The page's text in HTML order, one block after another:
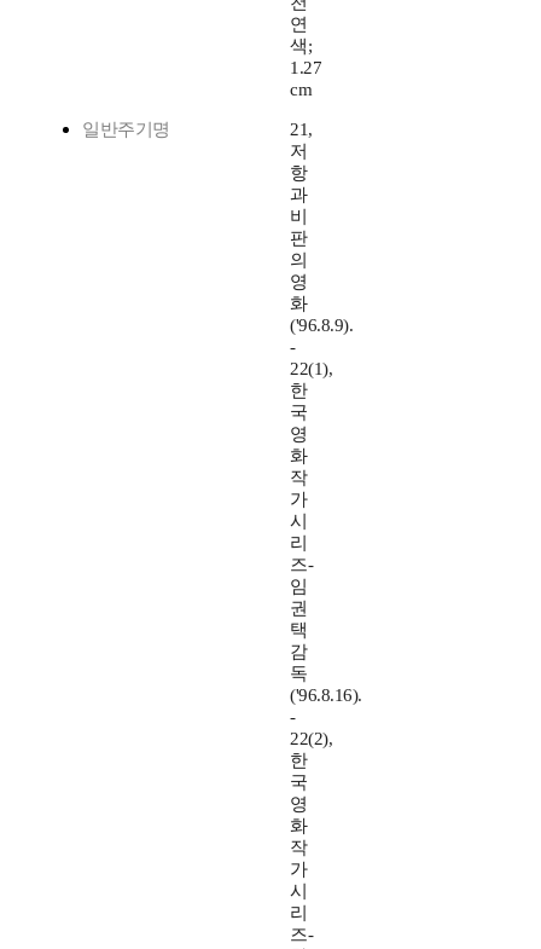
연
색;
1.27
cm
일반주기명
21,
저
항
과
비
판
의
영
화
('96.8.9).
-
22(1),
한
국
영
화
작
가
시
리
즈-
임
권
택
감
독
('96.8.16).
-
22(2),
한
국
영
화
작
가
시
리
즈-